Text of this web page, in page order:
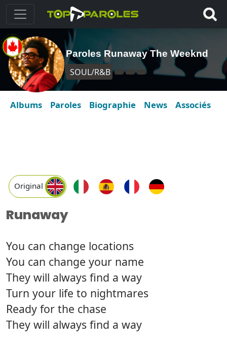
Paroles Runaway The Weeknd
SOUL/R&B
Albums Paroles Biographie News Associés
Original
Runaway
You can change locations
You can change your name
They will always find a way
Turn your life to nightmares
Ready for the chase
They will always find a way